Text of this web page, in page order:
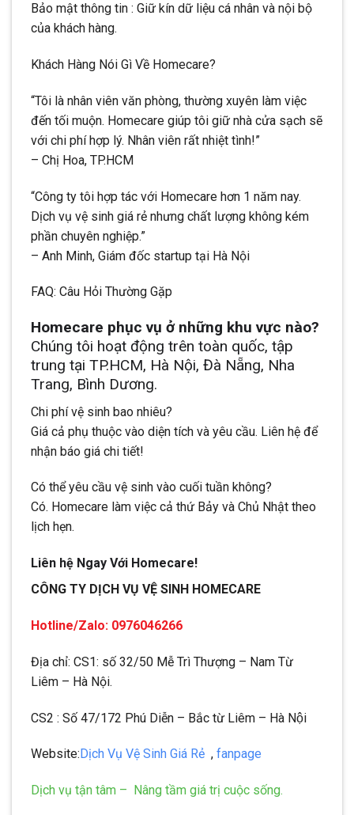
Bảo mật thông tin : Giữ kín dữ liệu cá nhân và nội bộ
của khách hàng.
Khách Hàng Nói Gì Về Homecare?
“Tôi là nhân viên văn phòng, thường xuyên làm việc
đến tối muộn. Homecare giúp tôi giữ nhà cửa sạch sẽ
với chi phí hợp lý. Nhân viên rất nhiệt tình!”
– Chị Hoa, TP.HCM
“Công ty tôi hợp tác với Homecare hơn 1 năm nay.
Dịch vụ vệ sinh giá rẻ nhưng chất lượng không kém
phần chuyên nghiệp.”
– Anh Minh, Giám đốc startup tại Hà Nội
FAQ: Câu Hỏi Thường Gặp
Homecare phục vụ ở những khu vực nào?
Chúng tôi hoạt động trên toàn quốc, tập
trung tại TP.HCM, Hà Nội, Đà Nẵng, Nha
Trang, Bình Dương.
Chi phí vệ sinh bao nhiêu?
Giá cả phụ thuộc vào diện tích và yêu cầu. Liên hệ để
nhận báo giá chi tiết!
Có thể yêu cầu vệ sinh vào cuối tuần không?
Có. Homecare làm việc cả thứ Bảy và Chủ Nhật theo
lịch hẹn.
Liên hệ Ngay Với Homecare!
CÔNG TY DỊCH VỤ VỆ SINH HOMECARE
Hotline/Zalo: 0976046266
Địa chỉ: CS1: số 32/50 Mễ Trì Thượng – Nam Từ
Liêm – Hà Nội.
CS2 : Số 47/172 Phú Diễn – Bắc từ Liêm – Hà Nội
Website: Dịch Vụ Vệ Sinh Giá Rẻ , fanpage
Dịch vụ tận tâm – Nâng tầm giá trị cuộc sống.